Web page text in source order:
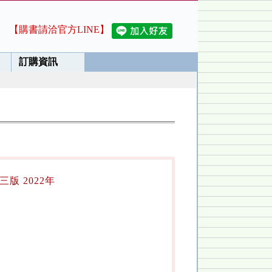
【購書請洽官方LINE】
訂購資訊
版 2022年